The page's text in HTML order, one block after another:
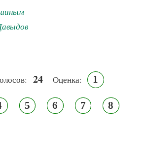
24 Оценка: 1
5 6 7 8